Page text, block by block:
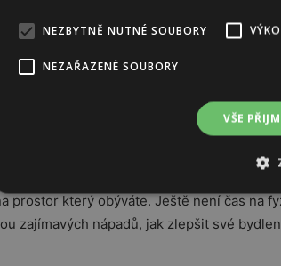
tento týden v melancholické náladě.
se vám budou řadit myšlenky na lidi a věci
starou lásku, ale především si
se pomalu budete vracet domů – tedy
prostor který obýváte. Ještě není čas na
zajímavých nápadů, jak zlepšit své
NEZBYTNĚ NUTNÉ SOUBORY
NEZAŘAZENÉ SOUBORY
VŠE